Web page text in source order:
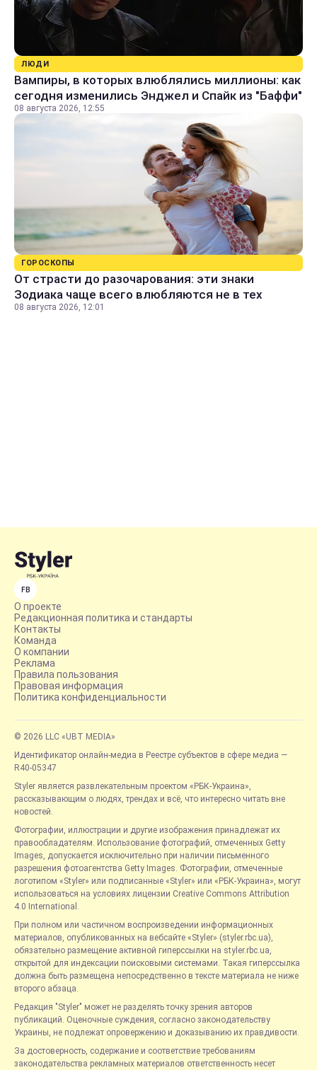
ЛЮДИ
Вампиры, в которых влюблялись миллионы: как
сегодня изменились Энджел и Спайк из "Баффи"
08 августа 2026, 12:55
ГОРОСКОПЫ
От страсти до разочарования: эти знаки
Зодиака чаще всего влюбляются не в тех
08 августа 2026, 12:01
FB
О проекте
Редакционная политика и стандарты
Контакты
Команда
О компании
Реклама
Правила пользования
Правовая информация
Политика конфиденциальности
© 2026 LLC «UBT MEDIA»
Идентификатор онлайн-медиа в Реестре субъектов в сфере медиа —
R40-05347
Styler является развлекательным проектом «РБК-Украина»,
рассказывающим о людях, трендах и всё, что интересно читать вне
новостей.
Фотографии, иллюстрации и другие изображения принадлежат их
правообладателям. Использование фотографий, отмеченных Getty
Images, допускается исключительно при наличии письменного
разрешения фотоагентства Getty Images. Фотографии, отмеченные
логотипом «Styler» или подписанные «Styler» или «РБК-Украина», могут
использоваться на условиях лицензии Creative Commons Attribution
4.0 International.
При полном или частичном воспроизведении информационных
материалов, опубликованных на вебсайте «Styler» (styler.rbc.ua),
обязательно размещение активной гиперссылки на styler.rbc.ua,
открытой для индексации поисковыми системами. Такая гиперссылка
должна быть размещена непосредственно в тексте материала не ниже
второго абзаца.
Редакция "Styler" может не разделять точку зрения авторов
публикаций. Оценочные суждения, согласно законодательству
Украины, не подлежат опровержению и доказыванию их правдивости.
За достоверность, содержание и соответствие требованиям
законодательства рекламных материалов ответственность несет